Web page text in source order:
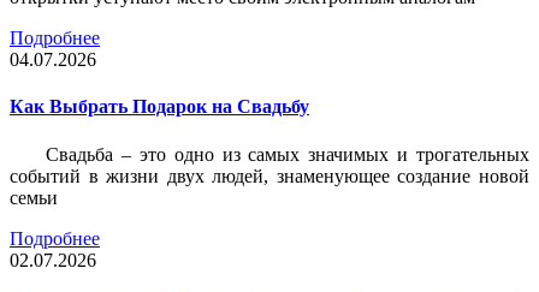
Подробнее
04.07.2026
Как Выбрать Подарок на Свадьбу
Свадьба – это одно из самых значимых и трогательных
событий в жизни двух людей, знаменующее создание новой
семьи
Подробнее
02.07.2026